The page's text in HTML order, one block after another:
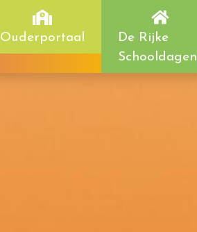
Ouderportaal
De Rijke
Schooldagen